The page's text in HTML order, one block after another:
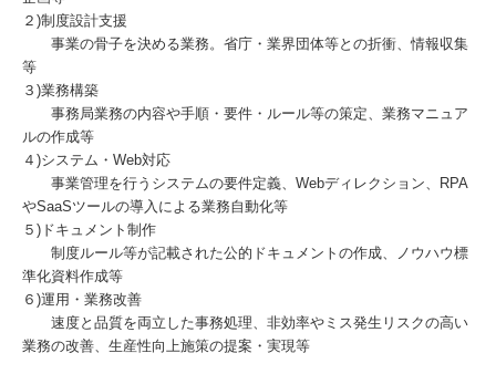
２)制度設計支援
事業の骨子を決める業務。省庁・業界団体等との折衝、情報収集
等
３)業務構築
事務局業務の内容や手順・要件・ルール等の策定、業務マニュア
ルの作成等
４)システム・Web対応
事業管理を行うシステムの要件定義、Webディレクション、RPA
やSaaSツールの導入による業務自動化等
５)ドキュメント制作
制度ルール等が記載された公的ドキュメントの作成、ノウハウ標
準化資料作成等
６)運用・業務改善
速度と品質を両立した事務処理、非効率やミス発生リスクの高い
業務の改善、生産性向上施策の提案・実現等